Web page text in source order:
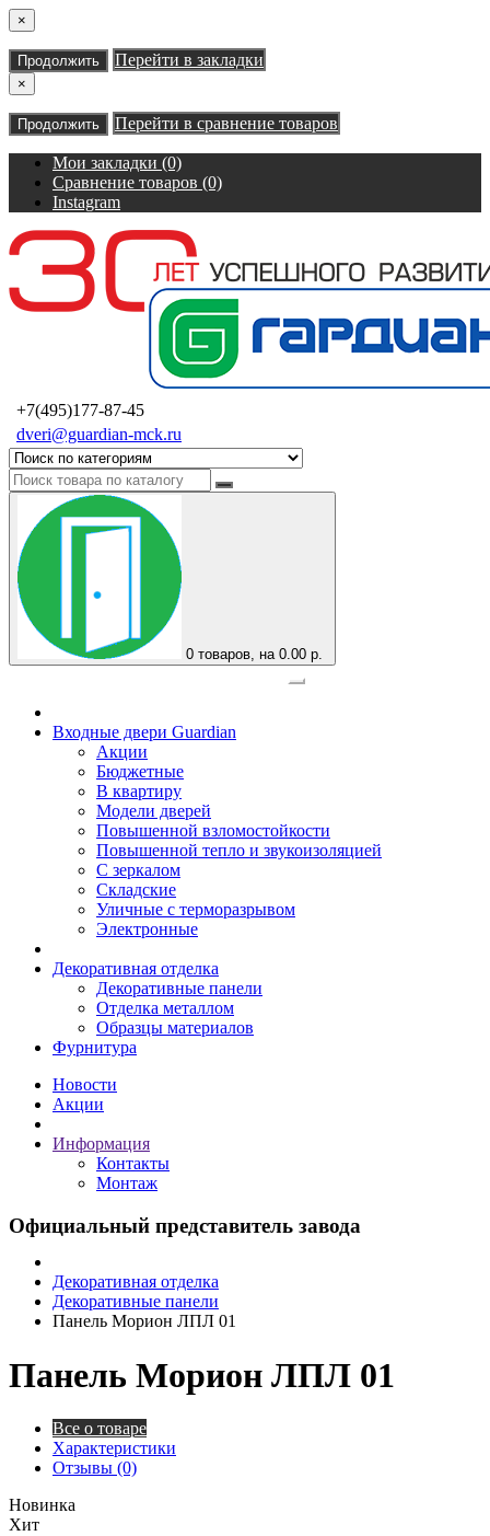
×
Продолжить Перейти в закладки
×
Продолжить Перейти в сравнение товаров
Мои закладки (0)
Сравнение товаров (0)
Instagram
+7(495)177-87-45
dveri@guardian-mck.ru
0 товаров, на 0.00 р.
Входные двери Guardian
Акции
Бюджетные
В квартиру
Модели дверей
Повышенной взломостойкости
Повышенной тепло и звукоизоляцией
С зеркалом
Складские
Уличные с терморазрывом
Электронные
Декоративная отделка
Декоративные панели
Отделка металлом
Образцы материалов
Фурнитура
Новости
Акции
Информация
Контакты
Монтаж
Официальный представитель завода
Декоративная отделка
Декоративные панели
Панель Морион ЛПЛ 01
Панель Морион ЛПЛ 01
Все о товаре
Характеристики
Отзывы (0)
Новинка
Хит